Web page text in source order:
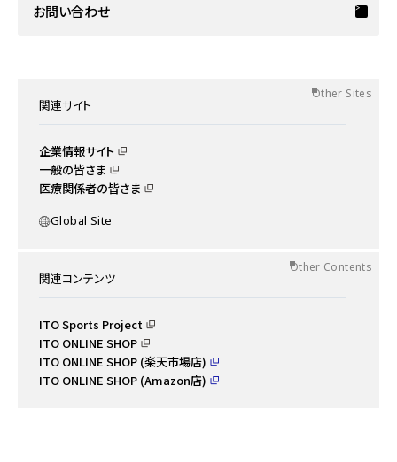
お問い合わせ
Other Sites
関連サイト
企業情報サイト
一般の皆さま
医療関係者の皆さま
Global Site
Other Contents
関連コンテンツ
ITO Sports Project
ITO ONLINE SHOP
ITO ONLINE SHOP (楽天市場店)
ITO ONLINE SHOP (Amazon店)